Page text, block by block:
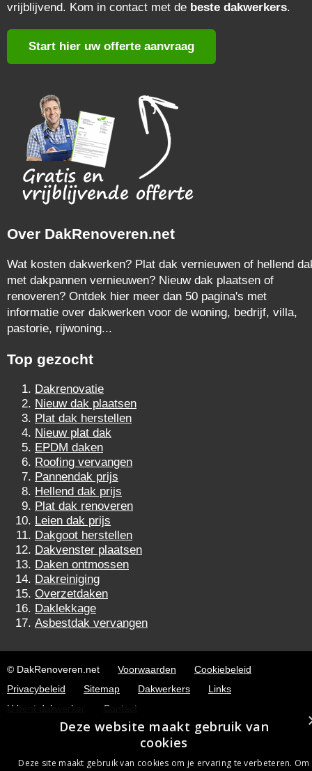
vrijblijvend. Kom in contact met de beste dakwerkers.
Start hier uw offerte aanvraag
Over DakRenoveren.net
Wat kosten dakwerken? Plat dak vernieuwen of hellend
met dakpannen vernieuwen? Nieuw dak plaatsen of
renoveren? Ontdek hier meer dan 50 pagina's met
informatie over dakwerken voor de woning, bedrijf, villa,
pastorie, rijwoning...
Top gezocht
Dakrenovatie
Nieuw dak plaatsen
Plat dak herstellen
Nieuw plat dak
EPDM daken
Roofing vervangen
Pannendak prijs
Hellend dak prijs
Plat dak renoveren
Leien dak prijs
Dakgoot herstellen
Dakvenster plaatsen
Daken ontmossen
Dakreiniging
Overzetdaken
Daklekkage
Asbestdak vervangen
© DakRenoveren.net Voorwaarden
Cookiebeleid
Privacybeleid
Sitemap Dakwerkers
Links
U bent dakwerker
Contact
Deze website maakt gebruik van
cookies
Deze site maakt gebruik van cookies om je ervaring te verbeteren. Om